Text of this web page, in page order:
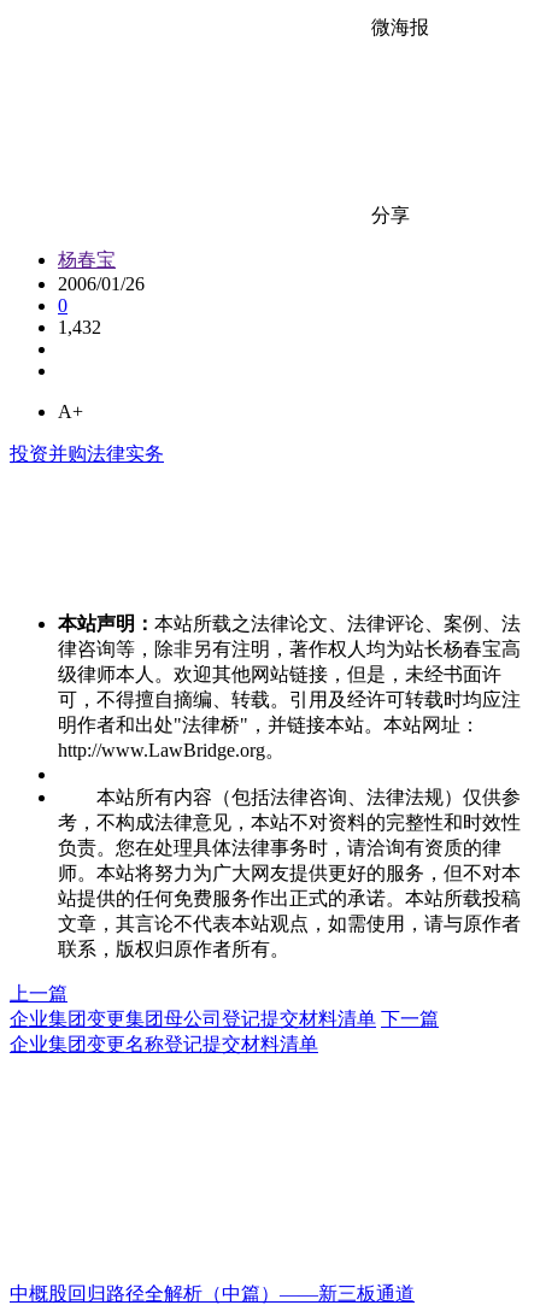
微海报
分享
杨春宝
2006/01/26
0
1,432
A+
投资并购法律实务
本站声明： 本站所载之法律论文、法律评论、案例、法
律咨询等，除非另有注明，著作权人均为站长杨春宝高
级律师本人。欢迎其他网站链接，但是，未经书面许
可，不得擅自摘编、转载。引用及经许可转载时均应注
明作者和出处"法律桥"，并链接本站。本站网址：
http://www.LawBridge.org。
本站所有内容（包括法律咨询、法律法规）仅供参
考，不构成法律意见，本站不对资料的完整性和时效性
负责。您在处理具体法律事务时，请洽询有资质的律
师。本站将努力为广大网友提供更好的服务，但不对本
站提供的任何免费服务作出正式的承诺。本站所载投稿
文章，其言论不代表本站观点，如需使用，请与原作者
联系，版权归原作者所有。
上一篇
企业集团变更集团母公司登记提交材料清单 下一篇
企业集团变更名称登记提交材料清单
中概股回归路径全解析（中篇）——新三板通道